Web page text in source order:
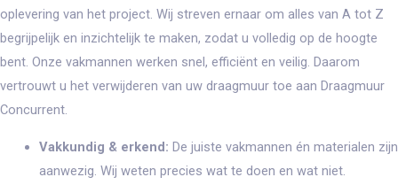
oplevering van het project. Wij streven ernaar om alles van A tot Z
begrijpelijk en inzichtelijk te maken, zodat u volledig op de hoogte
bent. Onze vakmannen werken snel, efficiënt en veilig. Daarom
vertrouwt u het verwijderen van uw draagmuur toe aan Draagmuur
Concurrent.
Vakkundig & erkend: De juiste vakmannen én materialen zijn
aanwezig. Wij weten precies wat te doen en wat niet.